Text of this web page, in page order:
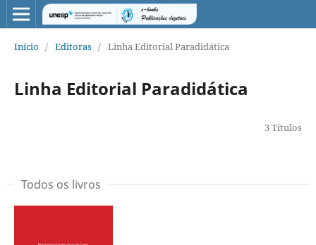
Início / Editoras / Linha Editorial Paradidática
Linha Editorial Paradidática
3 Títulos
Todos os livros